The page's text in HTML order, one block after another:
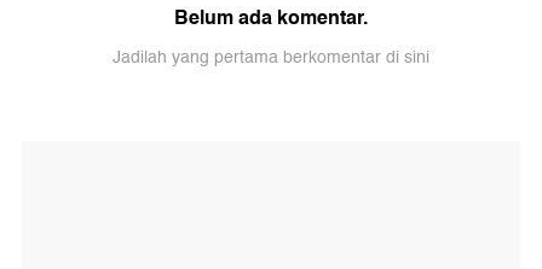
Belum ada komentar.
Jadilah yang pertama berkomentar di sini